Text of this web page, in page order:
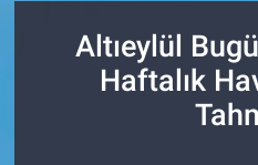
Altıeylül
Haftalık
Son Dakika Haberleri